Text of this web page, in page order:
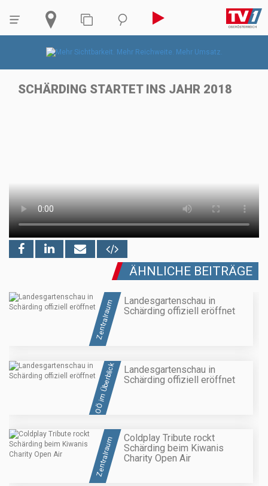
SCHÄRDING STARTET INS JAHR 2018
ÄHNLICHE BEITRÄGE
Zentralraum
Landesgartenschau in
Schärding offiziell eröffnet
OÖ im Überblick
Landesgartenschau in
Schärding offiziell eröffnet
Zentralraum
Coldplay Tribute rockt
Schärding beim Kiwanis
Charity Open Air